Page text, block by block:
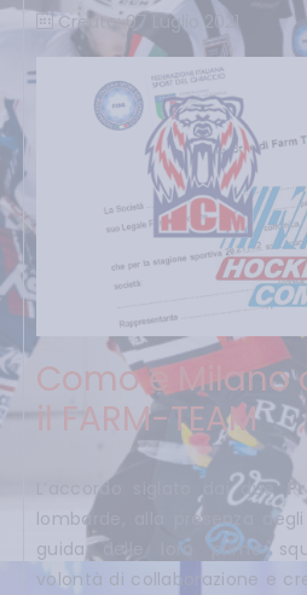
Creato: 07 Luglio 2021
Como e
il FARM-TEAM
L’accordo siglato dai due
lombarde, alla presenza
guida delle loro prime
volontà di collaborazione e